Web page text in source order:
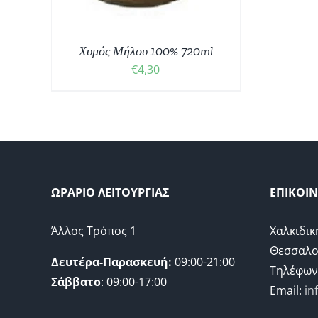
Χυμός Μήλου 100% 720ml
€4,30
ΩΡΑΡΙΟ ΛΕΙΤΟΥΡΓΙΑΣ
Άλλος Τρόπος 1
Δευτέρα-Παρασκευή: 09:00-21:00
Σάββατο: 09:00-17:00
Email: